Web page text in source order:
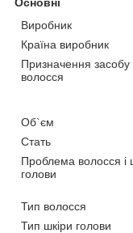
Виробник
Країна виробник
Призначення засобу
волосся
Об`єм
Стать
Проблема волосся і
голови
Тип волосся
Тип шкіри голови